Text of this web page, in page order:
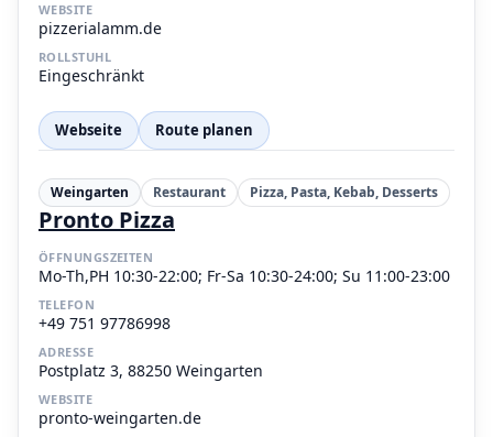
WEBSITE
pizzerialamm.de
ROLLSTUHL
Eingeschränkt
Webseite Route planen
Weingarten Restaurant Pizza, Pasta, Kebab, Desserts
Pronto Pizza
ÖFFNUNGSZEITEN
Mo-Th,PH 10:30-22:00; Fr-Sa 10:30-24:00; Su 11:00-23:00
TELEFON
+49 751 97786998
ADRESSE
Postplatz 3, 88250 Weingarten
WEBSITE
pronto-weingarten.de